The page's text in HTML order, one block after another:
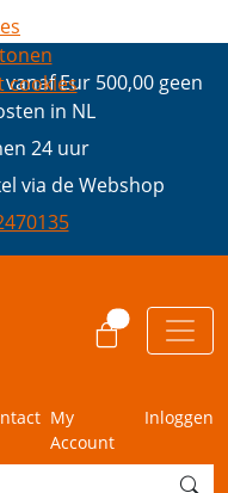
Eur 500,00 geen
in NL
24 uur
via de Webshop
My
Account
Inloggen
cookies